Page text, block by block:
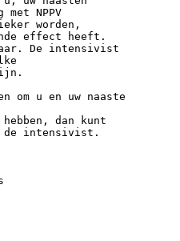
NPPV
worden,
effect heeft.
De intensivist
om u en uw naaste
dan kunt
de intensivist.